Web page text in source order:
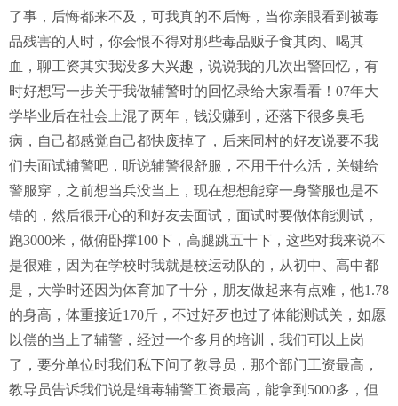
了事，后悔都来不及，可我真的不后悔，当你亲眼看到被毒
品残害的人时，你会恨不得对那些毒品贩子食其肉、喝其
血，聊工资其实我没多大兴趣，说说我的几次出警回忆，有
时好想写一步关于我做辅警时的回忆录给大家看看！07年大
学毕业后在社会上混了两年，钱没赚到，还落下很多臭毛
病，自己都感觉自己都快废掉了，后来同村的好友说要不我
们去面试辅警吧，听说辅警很舒服，不用干什么活，关键给
警服穿，之前想当兵没当上，现在想想能穿一身警服也是不
错的，然后很开心的和好友去面试，面试时要做体能测试，
跑3000米，做俯卧撑100下，高腿跳五十下，这些对我来说不
是很难，因为在学校时我就是校运动队的，从初中、高中都
是，大学时还因为体育加了十分，朋友做起来有点难，他1.78
的身高，体重接近170斤，不过好歹也过了体能测试关，如愿
以偿的当上了辅警，经过一个多月的培训，我们可以上岗
了，要分单位时我们私下问了教导员，那个部门工资最高，
教导员告诉我们说是缉毒辅警工资最高，能拿到5000多，但